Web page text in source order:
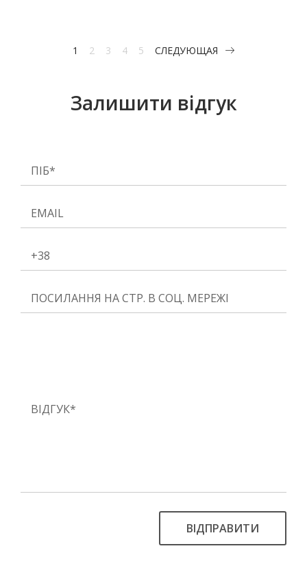
1 2 3 4 5 СЛЕДУЮЩАЯ
Залишити відгук
ВІДПРАВИТИ